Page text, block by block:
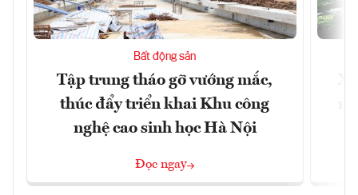
Bất động sản
Tập trung tháo gỡ vướng mắc,
thúc đẩy triển khai Khu công
nghệ cao sinh học Hà Nội
Đọc ngay